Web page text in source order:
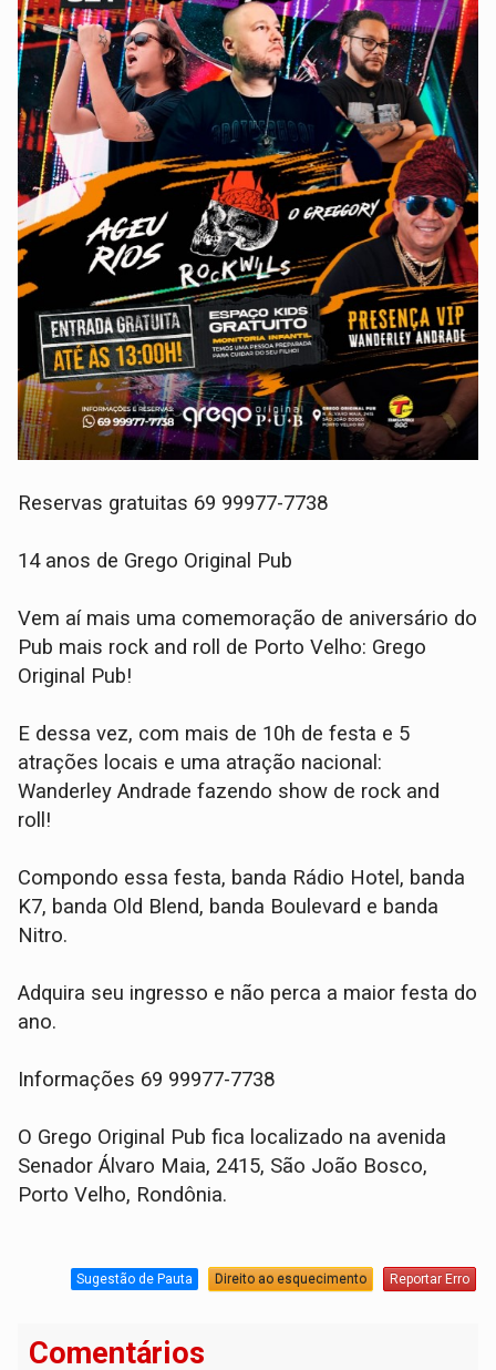
Reservas gratuitas 69 99977-7738
14 anos de Grego Original Pub
Vem aí mais uma comemoração de aniversário do
Pub mais rock and roll de Porto Velho: Grego
Original Pub!
E dessa vez, com mais de 10h de festa e 5
atrações locais e uma atração nacional:
Wanderley Andrade fazendo show de rock and
roll!
Compondo essa festa, banda Rádio Hotel, banda
K7, banda Old Blend, banda Boulevard e banda
Nitro.
Adquira seu ingresso e não perca a maior festa do
ano.
Informações 69 99977-7738
O Grego Original Pub fica localizado na avenida
Senador Álvaro Maia, 2415, São João Bosco,
Porto Velho, Rondônia.
Sugestão de Pauta Direito ao esquecimento Reportar Erro
Comentários